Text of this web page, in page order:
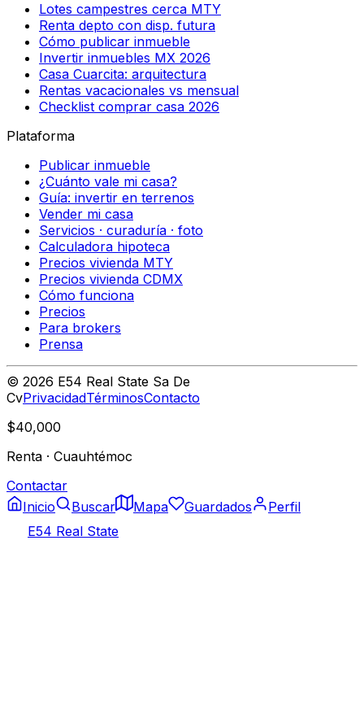
Lotes campestres cerca MTY
Renta depto con disp. futura
Cómo publicar inmueble
Invertir inmuebles MX 2026
Casa Cuarcita: arquitectura
Rentas vacacionales vs mensual
Checklist comprar casa 2026
Plataforma
Publicar inmueble
¿Cuánto vale mi casa?
Guía: invertir en terrenos
Vender mi casa
Servicios · curaduría · foto
Calculadora hipoteca
Precios vivienda MTY
Precios vivienda CDMX
Cómo funciona
Precios
Para brokers
Prensa
© 2026 E54 Real State Sa De
CvPrivacidadTérminosContacto
$40,000
Renta · Cuauhtémoc
Contactar
Inicio
Buscar Mapa Guardados
Perfil
E54 Real State